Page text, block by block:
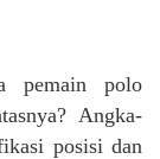
pemain polo
Angka-
posisi dan